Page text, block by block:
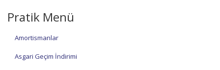
Pratik Menü
Amortismanlar
Asgari Geçim İndirimi